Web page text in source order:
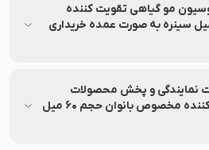
می‌کند.
مو گیاهی تقویت کننده
بانوان حجم 60 میل سینره به صورت عمده خریداری
نمایندگی و پخش محصولات
لوسیون مو گیاهی تقویت کننده مخصوص بانوان حجم 60 میل